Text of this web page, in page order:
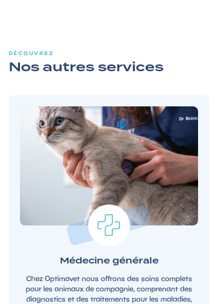
DÉCOUVREZ
Nos autres services
Médecine générale
Chez Optimavet nous offrons des soins complets
pour les animaux de compagnie, comprenant des
diagnostics et des traitements pour les maladies,